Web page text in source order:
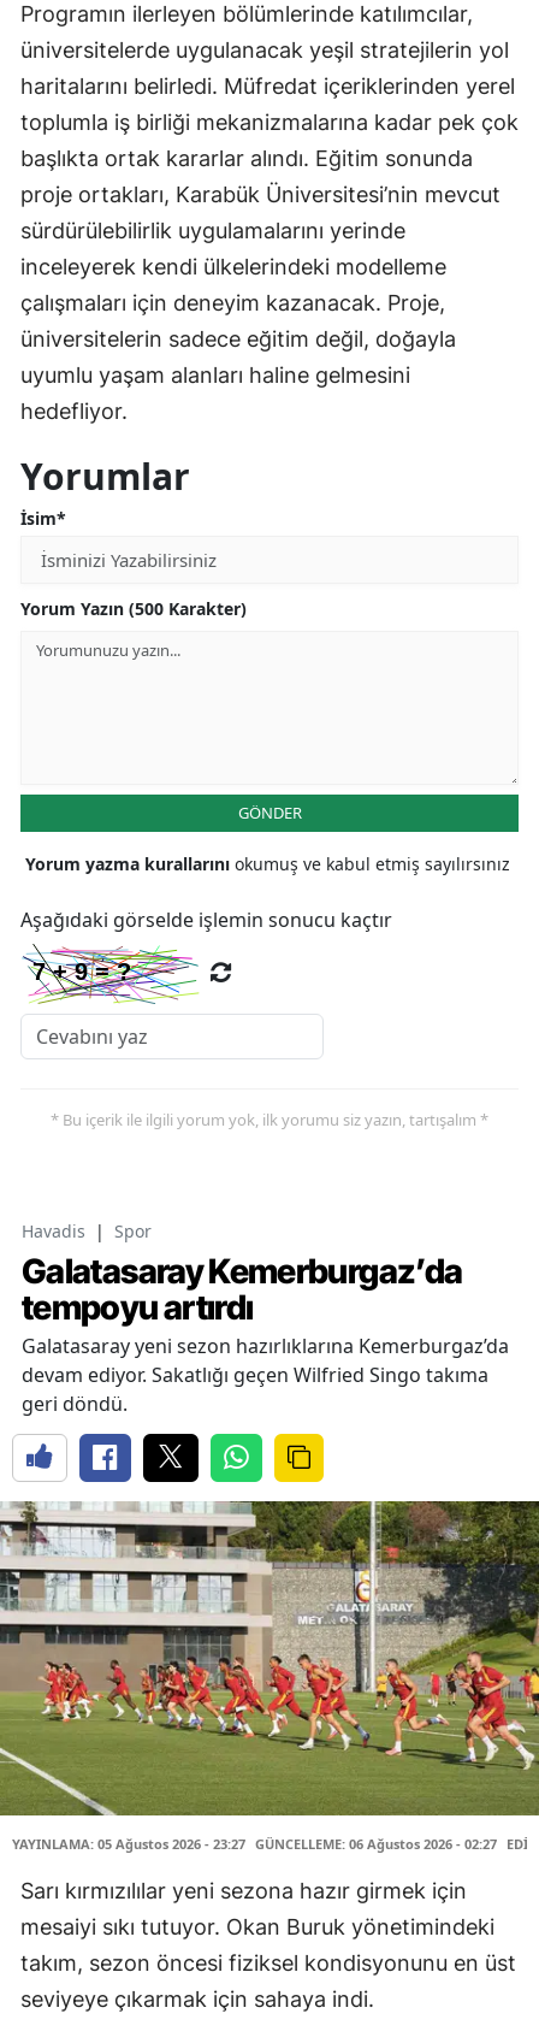
Programın ilerleyen bölümlerinde katılımcılar,
üniversitelerde uygulanacak yeşil stratejilerin yol
haritalarını belirledi. Müfredat içeriklerinden yerel
toplumla iş birliği mekanizmalarına kadar pek çok
başlıkta ortak kararlar alındı. Eğitim sonunda
proje ortakları, Karabük Üniversitesi’nin mevcut
sürdürülebilirlik uygulamalarını yerinde
inceleyerek kendi ülkelerindeki modelleme
çalışmaları için deneyim kazanacak. Proje,
üniversitelerin sadece eğitim değil, doğayla
uyumlu yaşam alanları haline gelmesini
hedefliyor.
Yorumlar
İsim*
Yorum Yazın (500 Karakter)
GÖNDER
Yorum yazma kurallarını okumuş ve kabul etmiş sayılırsınız
Aşağıdaki görselde işlemin sonucu kaçtır
* Bu içerik ile ilgili yorum yok, ilk yorumu siz yazın, tartışalım *
Havadis | Spor
Galatasaray Kemerburgaz’da
tempoyu artırdı
Galatasaray yeni sezon hazırlıklarına Kemerburgaz’da
devam ediyor. Sakatlığı geçen Wilfried Singo takıma
geri döndü.
YAYINLAMA: 05 Ağustos 2026 - 23:27 GÜNCELLEME: 06 Ağustos 2026 - 02:27
Sarı kırmızılılar yeni sezona hazır girmek için
mesaiyi sıkı tutuyor. Okan Buruk yönetimindeki
takım, sezon öncesi fiziksel kondisyonunu en üst
seviyeye çıkarmak için sahaya indi.